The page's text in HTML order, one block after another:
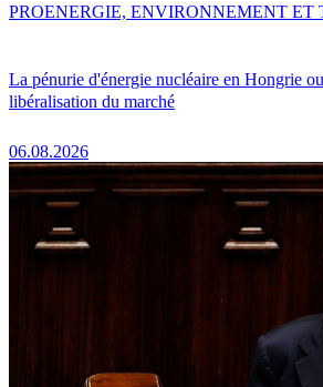
La pénurie d'énergie nucléaire en Hongrie
libéralisation du marché
06.08.2026
PROENERGIE, ENVIRONNEMENT ET